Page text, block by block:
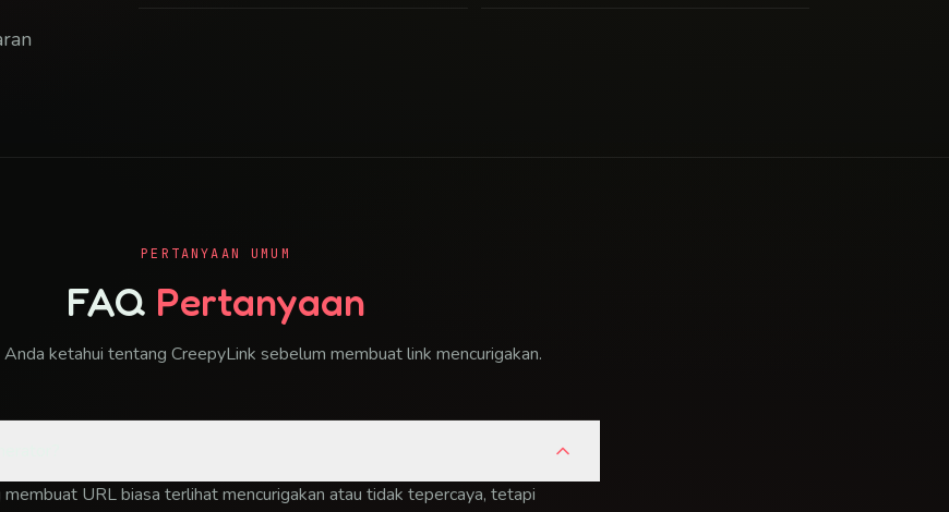
PERTANYAAN UMUM
FAQ Pertanyaan
ketahui tentang CreepyLink sebelum membuat link mencurigakan.
membuat URL biasa terlihat mencurigakan atau tidak tepercaya, tetapi